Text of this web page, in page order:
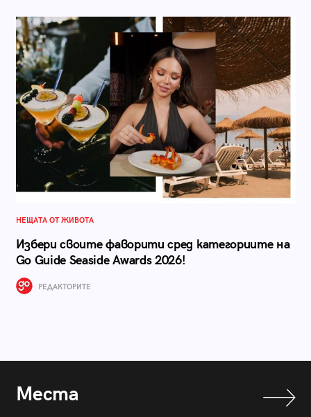
НЕЩАТА ОТ ЖИВОТА
Избери своите фаворити сред категориите на
Go Guide Seaside Awards 2026!
РЕДАКТОРИТЕ
Места